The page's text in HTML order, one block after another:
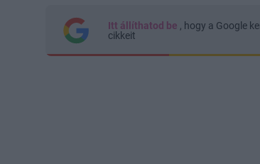
Itt állíthatod be , hogy a Google
cikkeit